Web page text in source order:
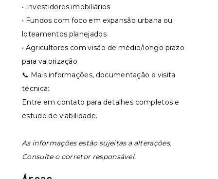
• Investidores imobiliários
• Fundos com foco em expansão urbana ou
loteamentos planejados
• Agricultores com visão de médio/longo prazo
para valorização
📞 Mais informações, documentação e visita
técnica:
Entre em contato para detalhes completos e
estudo de viabilidade.
As informações estão sujeitas a alterações.
Consulte o corretor responsável.